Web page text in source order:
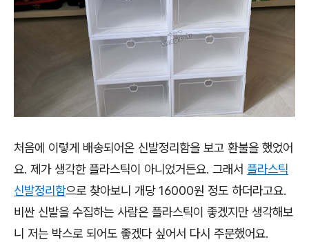
처음에 이렇게 배송되어온 신발정리함을 보고 환불을 했었어
요. 제가 생각한 플라스틱이 아니었거든요. 그래서 플라스틱
신발정리함으로 찾아보니 개당 16000원 정도 하더라고요.
비싼 신발을 수집하는 사람은 플라스틱이 좋겠지만 생각해보
니 저는 박스로 되어도 좋겠다 싶어서 다시 주문했어요.